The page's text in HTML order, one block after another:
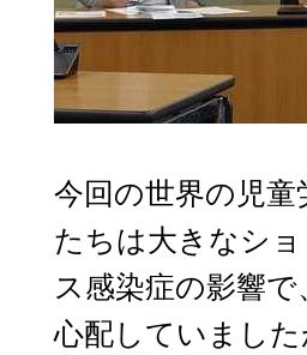
今回の世界の児
たちは大きなシ
ス感染症の影響
心配していまし